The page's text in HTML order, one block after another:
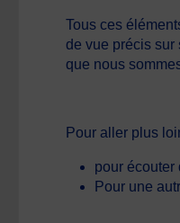
Tous ces
de vue précis sur
que nous
Pour aller plus
pour écouter
Pour une